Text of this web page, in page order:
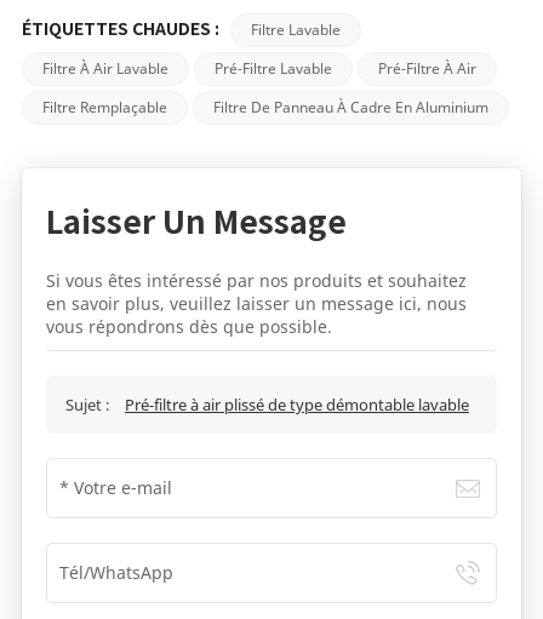
ÉTIQUETTES CHAUDES :
Filtre Lavable
Filtre À Air Lavable
Pré-Filtre Lavable
Pré-Filtre À Air
Filtre Remplaçable
Filtre De Panneau À Cadre En Aluminium
Laisser Un Message
Si vous êtes intéressé par nos produits et souhaitez
en savoir plus, veuillez laisser un message ici, nous
vous répondrons dès que possible.
Sujet : Pré-filtre à air plissé de type démontable lavable